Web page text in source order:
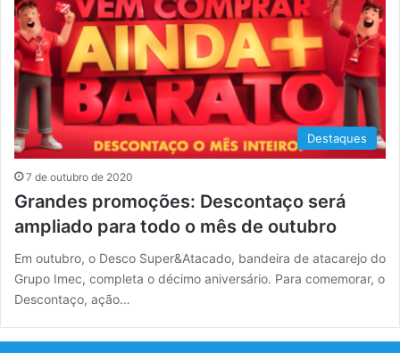
Destaques
7 de outubro de 2020
Grandes promoções: Descontaço será
ampliado para todo o mês de outubro
Em outubro, o Desco Super&Atacado, bandeira de atacarejo do
Grupo Imec, completa o décimo aniversário. Para comemorar, o
Descontaço, ação…